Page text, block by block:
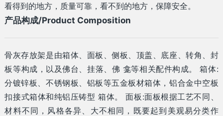
看得到的地方，质量可靠，看不到的地方，保障安全。
产品构成/Product Composition
骨灰存放架是由箱体、面板、侧板、顶盖、底座、转角、封
板等构成，以及佛台、挂落、佛 龛等相关配件构成。 箱体:
分镀锌板、不锈钢板、铝板等五金板材箱体，铝合金中空板
扣接式箱体和纯铝压铸型 箱体。 面板:面板根据工艺不同、
材料不同，风格各异、大不相同，既要起到美观易分类作